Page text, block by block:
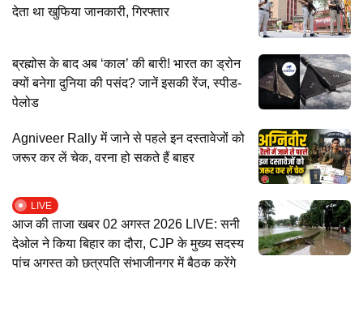
देता था खुफिया जानकारी, गिरफ्तार
ब्रह्मोस के बाद अब ‘काल’ की बारी! भारत का ड्रोन
क्यों बनेगा दुनिया की पसंद? जानें इसकी रेंज, स्पीड-
पेलोड
Agniveer Rally में जाने से पहले इन दस्तावेजों को
जरूर कर लें चेक, वरना हो सकते हैं बाहर
LIVE
आज की ताजा खबर 02 अगस्त 2026 LIVE: सनी
देओल ने किया बिहार का दौरा, CJP के मुख्य सदस्य
पांच अगस्त को छत्रपति संभाजीनगर में बैठक करेंगे